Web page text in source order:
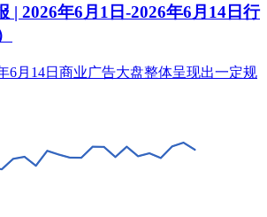
| 2026年6月1日-2026年6月14日行
6月14日商业广告大盘整体呈现出一定规